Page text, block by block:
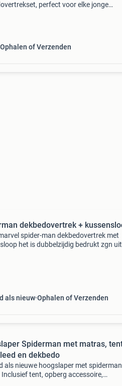
perfect voor elke jonge
Ophalen of Verzenden
dekbedovertrek +
spider-man dekbedovertrek met
het is dubbelzijdig bedrukt zgn uit
als nieuw Ophalen of Verzenden
Spiderman met matras,
en dekbedo
als nieuwe hoogslaper met
tent, opberg accessoire,